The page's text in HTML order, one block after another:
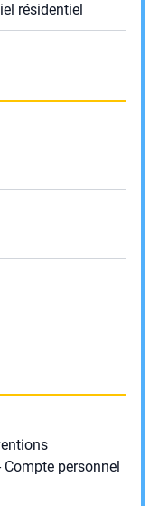
résidentiel
personnel